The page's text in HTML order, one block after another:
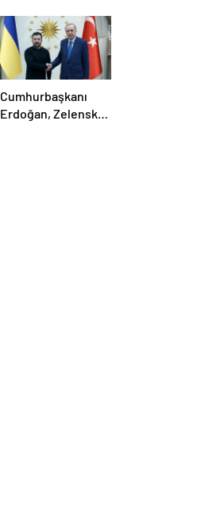
Cumhurbaşkanı
Erdoğan, Zelensky